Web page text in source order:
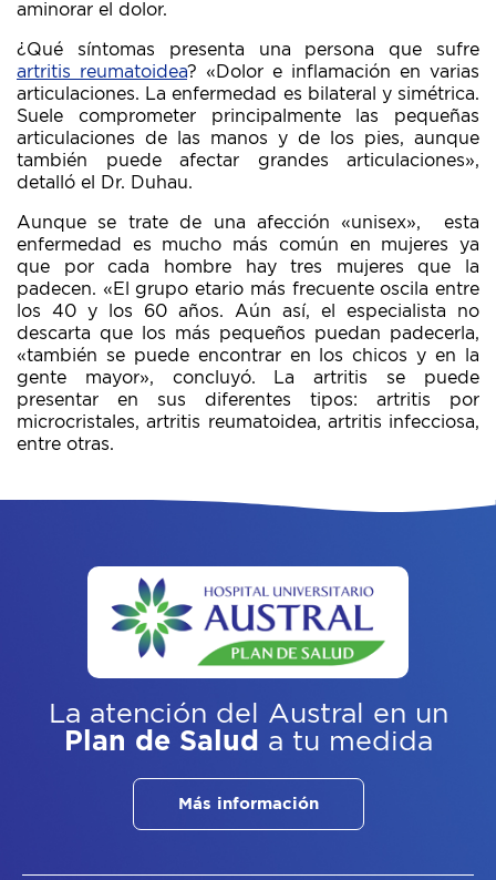
aminorar el dolor.
¿Qué síntomas presenta una persona que sufre
artritis reumatoidea? «Dolor e inflamación en varias
articulaciones. La enfermedad es bilateral y simétrica.
Suele comprometer principalmente las pequeñas
articulaciones de las manos y de los pies, aunque
también puede afectar grandes articulaciones»,
detalló el Dr. Duhau.
Aunque se trate de una afección «unisex», esta
enfermedad es mucho más común en mujeres ya
que por cada hombre hay tres mujeres que la
padecen. «El grupo etario más frecuente oscila entre
los 40 y los 60 años. Aún así, el especialista no
descarta que los más pequeños puedan padecerla,
«también se puede encontrar en los chicos y en la
gente mayor», concluyó. La artritis se puede
presentar en sus diferentes tipos: artritis por
microcristales, artritis reumatoidea, artritis infecciosa,
entre otras.
La atención del Austral
en un
Plan de Salud a tu medida
Más información